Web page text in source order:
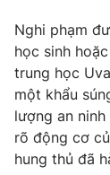
Phim VTV
Hậu trường
Nhân vật
Khán giả
Giải sao mai
Giải trí
Điện ảnh
Âm nhạc
Sao
Đời sống
Du lịch
Làm đẹp
Giáo dục
Nghi phạm
học sinh
trung học
một khẩu
lượng an
rõ động cơ
hung thủ đã